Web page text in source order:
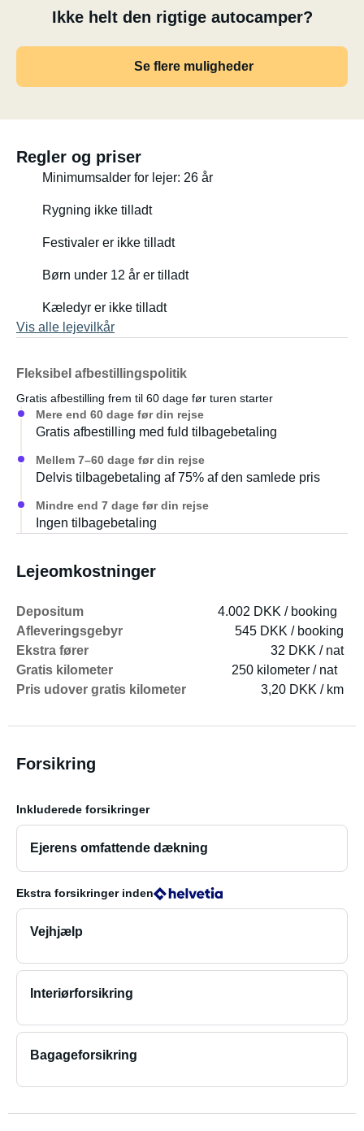
Ikke helt den rigtige autocamper?
Se flere muligheder
Regler og priser
Minimumsalder for lejer: 26 år
Rygning ikke tilladt
Festivaler er ikke tilladt
Børn under 12 år er tilladt
Kæledyr er ikke tilladt
Vis alle lejevilkår
Fleksibel afbestillingspolitik
Gratis afbestilling frem til 60 dage før turen starter
Mere end 60 dage før din rejse
Gratis afbestilling med fuld tilbagebetaling
Mellem 7–60 dage før din rejse
Delvis tilbagebetaling af 75% af den samlede pris
Mindre end 7 dage før din rejse
Ingen tilbagebetaling
Lejeomkostninger
Depositum
4.002 DKK / booking
Afleveringsgebyr
545 DKK / booking
Ekstra fører
32 DKK / nat
Gratis kilometer
250 kilometer / nat
Pris udover gratis kilometer
3,20 DKK / km
Forsikring
Inkluderede forsikringer
Ejerens omfattende dækning
Ekstra forsikringer inden
Vejhjælp
Interiørforsikring
Bagageforsikring